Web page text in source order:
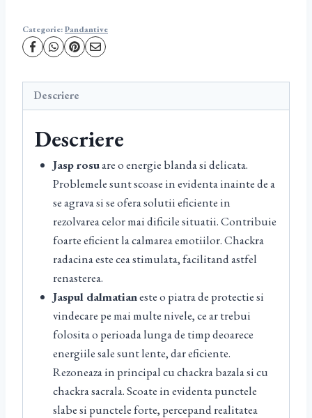
Categorie:Pandantive
Descriere
Descriere
Jasp rosuare o energie blanda si delicata.
Problemele sunt scoase in evidenta inainte de a
se agrava si se ofera solutii eficiente in
rezolvarea celor mai dificile situatii. Contribuie
foarte eficient la calmarea emotiilor. Chackra
radacina este cea stimulata, facilitand astfel
renasterea.
Jaspul dalmatianeste o piatra de protectie si
vindecare pe mai multe nivele, ce ar trebui
folosita o perioada lunga de timp deoarece
energiile sale sunt lente, dar eficiente.
Rezoneaza in principal cu chackra bazala si cu
chackra sacrala. Scoate in evidenta punctele
slabe si punctele forte, percepand realitatea